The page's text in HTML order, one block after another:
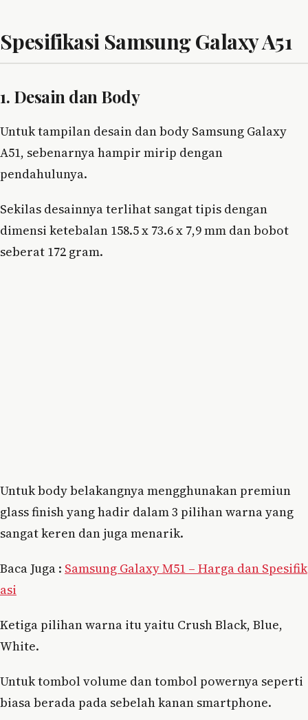
Spesifikasi Samsung Galaxy A51
1. Desain dan Body
Untuk tampilan desain dan body Samsung Galaxy
A51, sebenarnya hampir mirip dengan
pendahulunya.
Sekilas desainnya terlihat sangat tipis dengan
dimensi ketebalan 158.5 x 73.6 x 7,9 mm dan bobot
seberat 172 gram.
Untuk body belakangnya mengghunakan premiun
glass finish yang hadir dalam 3 pilihan warna yang
sangat keren dan juga menarik.
Baca Juga : Samsung Galaxy M51 – Harga dan Spesifik
asi
Ketiga pilihan warna itu yaitu Crush Black, Blue,
White.
Untuk tombol volume dan tombol powernya seperti
biasa berada pada sebelah kanan smartphone.